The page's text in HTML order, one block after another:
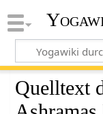
Quelltext